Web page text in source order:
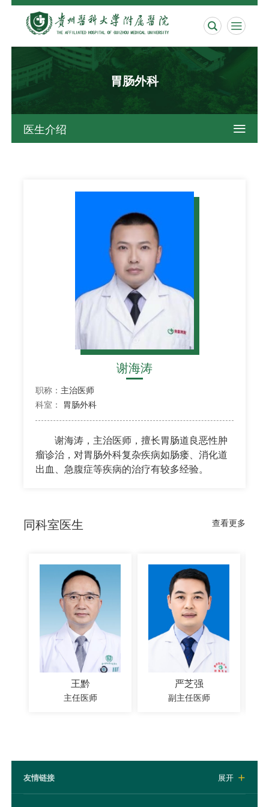
 
胃肠外科
医生介绍 
谢海涛
职称： 主治医师
科室： 胃肠外科
谢海涛，主治医师，擅长胃肠道良恶性肿
瘤诊治，对胃肠外科复杂疾病如肠瘘、消化道
出血、急腹症等疾病的治疗有较多经验。
同科室医生 查看更多
王黔
主任医师
严芝强
副主任医师
友情链接 展开 